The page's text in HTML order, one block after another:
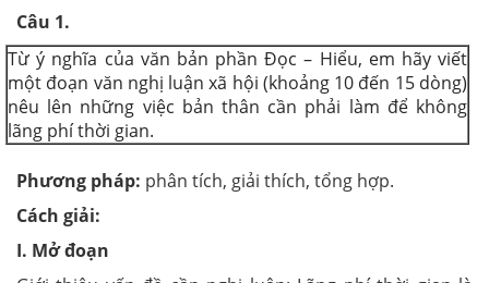
Câu 1.
Từ ý nghĩa của văn bản phần Đọc – Hiểu, em hãy viết
một đoạn văn nghị luận xã hội (khoảng 10 đến 15 dòng)
nêu lên những việc bản thân cần phải làm để không
lãng phí thời gian.
Phương pháp: phân tích, giải thích, tổng hợp.
Cách giải:
I. Mởđoạn